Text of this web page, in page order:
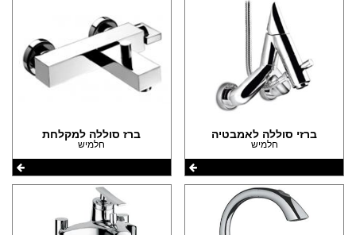
ברזי סוללה לאמבטיה
חלמיש
ברז סוללה למקלחת
חלמיש